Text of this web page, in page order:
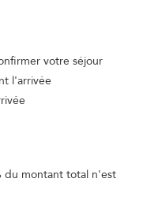
votre séjour
l'arrivée
du montant total n'est